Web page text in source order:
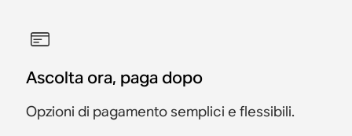
Ascolta ora, paga dopo
Opzioni di pagamento semplici e flessibili.